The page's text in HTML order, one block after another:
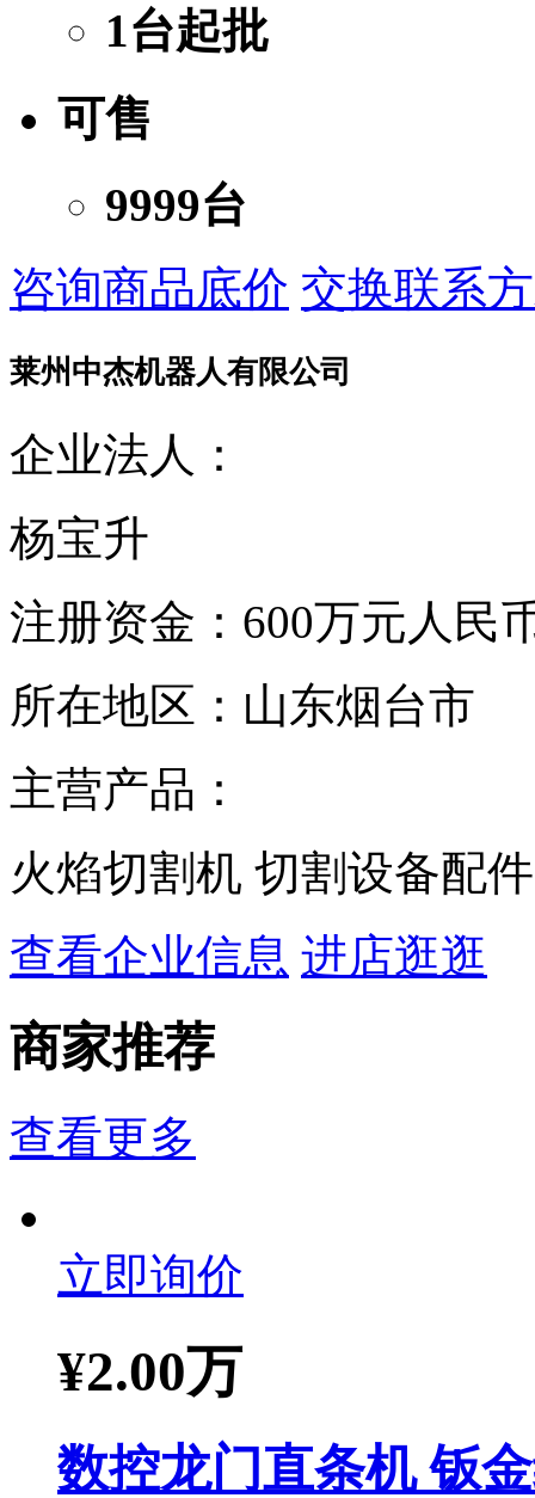
1台起批
可售
9999台
咨询商品底价 交换联系
莱州中杰机器人有限公司
企业法人：
杨宝升
注册资金： 600万元人民
所在地区： 山东烟台市
主营产品：
火焰切割机 切割设备配
查看企业信息 进店逛逛
商家推荐
查看更多
立即询价
¥2.00万
数控龙门直条机 钣